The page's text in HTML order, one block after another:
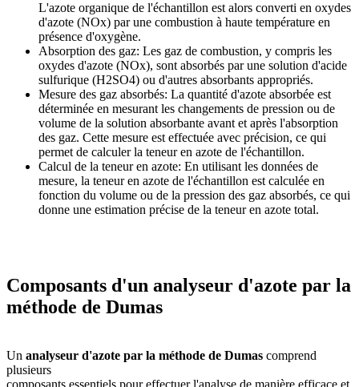
L'azote organique de l'échantillon est alors converti en oxydes
d'azote (NOx) par une combustion à haute température en
présence d'oxygène.
Absorption des gaz: Les gaz de combustion, y compris les
oxydes d'azote (NOx), sont absorbés par une solution d'acide
sulfurique (H2SO4) ou d'autres absorbants appropriés.
Mesure des gaz absorbés: La quantité d'azote absorbée est
déterminée en mesurant les changements de pression ou de
volume de la solution absorbante avant et après l'absorption
des gaz. Cette mesure est effectuée avec précision, ce qui
permet de calculer la teneur en azote de l'échantillon.
Calcul de la teneur en azote: En utilisant les données de
mesure, la teneur en azote de l'échantillon est calculée en
fonction du volume ou de la pression des gaz absorbés, ce qui
donne une estimation précise de la teneur en azote total.
Composants d'un analyseur d'azote par la
méthode de Dumas
Un analyseur d'azote par la méthode de Dumas comprend
plusieurs
composants essentiels pour effectuer l'analyse de manière efficace et